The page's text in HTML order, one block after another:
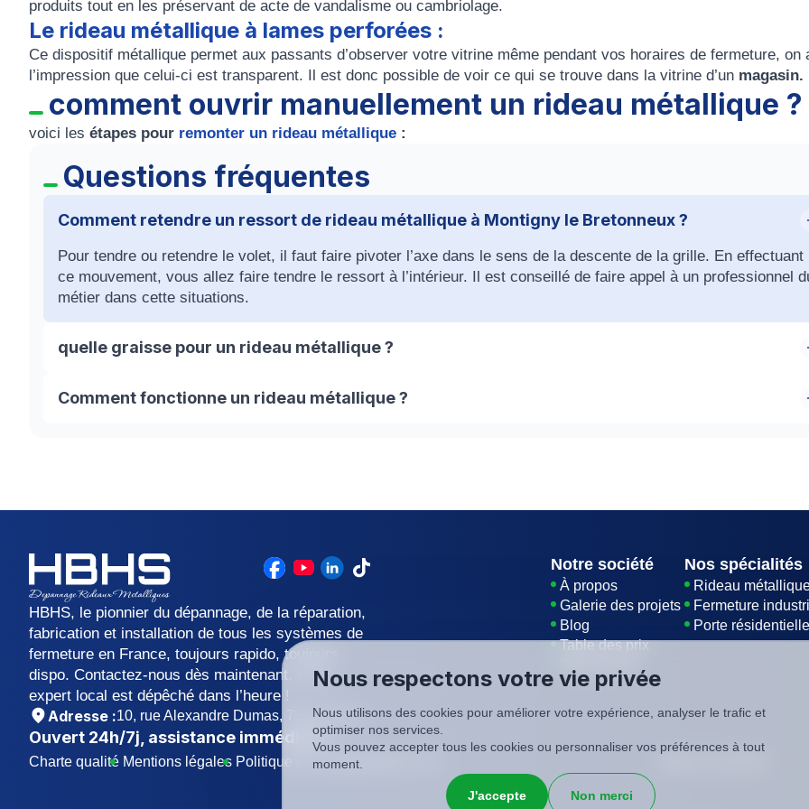
produits tout en les préservant de acte de vandalisme ou cambriolage.
Le rideau métallique à lames perforées :
Ce dispositif métallique permet aux passants d’observer votre vitrine même pendant vos horaires de fermeture, on
l’impression que celui-ci est transparent. Il est donc possible de voir ce qui se trouve dans la vitrine d’un magasin.
comment ouvrir manuellement un rideau métallique ?
voici les étapes pour remonter un rideau métallique :
Questions fréquentes
Comment retendre un ressort de rideau métallique à Montigny le Bretonneux ?
Pour tendre ou retendre le volet, il faut faire pivoter l’axe dans le sens de la descente de la grille. En effectuant
ce mouvement, vous allez faire tendre le ressort à l’intérieur. Il est conseillé de faire appel à un professionnel
métier dans cette situations.
quelle graisse pour un rideau métallique ?
Une des meilleures façons de maintenir votre rideau métallique et de prolonger sa durée de vie est de la
tous les six mois. Mais tout commence par le choix du bon produit. Recherchez des sprays de silicone ou de la
Comment fonctionne un rideau métallique ?
HBHS, le pionnier du dépannage, de la réparation,
fabrication et installation de tous les systèmes de
fermeture en France, toujours rapido, toujours
dispo. Contactez-nous dès maintenant, votre
expert local est dépêché dans l’heure !
Adresse :10, rue Alexandre Dumas, 75011 Paris
Ouvert 24h/7j , assistance immédiate !
Notre société
À propos
Galerie des projets
Blog
Table des prix
Nos spécialités
Rideau
Fermeture
Porte résidentielle
Charte qualité Mentions légales Politique de confidentialité
Nous respectons votre vie privée
Nous utilisons des cookies pour améliorer votre expérience, analyser le trafic et
optimiser nos services.
Vous pouvez accepter tous les cookies ou personnaliser vos préférences à tout
moment.
J'accepte Non merci